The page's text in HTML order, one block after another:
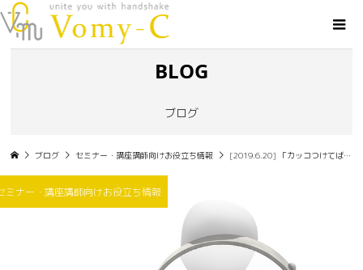
BLOG
ブログ
ブログ セミナー・講座講師向けお役立ち情報 [2019.6.20] 「カッコつけてばかりだと、見抜かれますよね？」
ミナー・講座講師向けお役立ち情報